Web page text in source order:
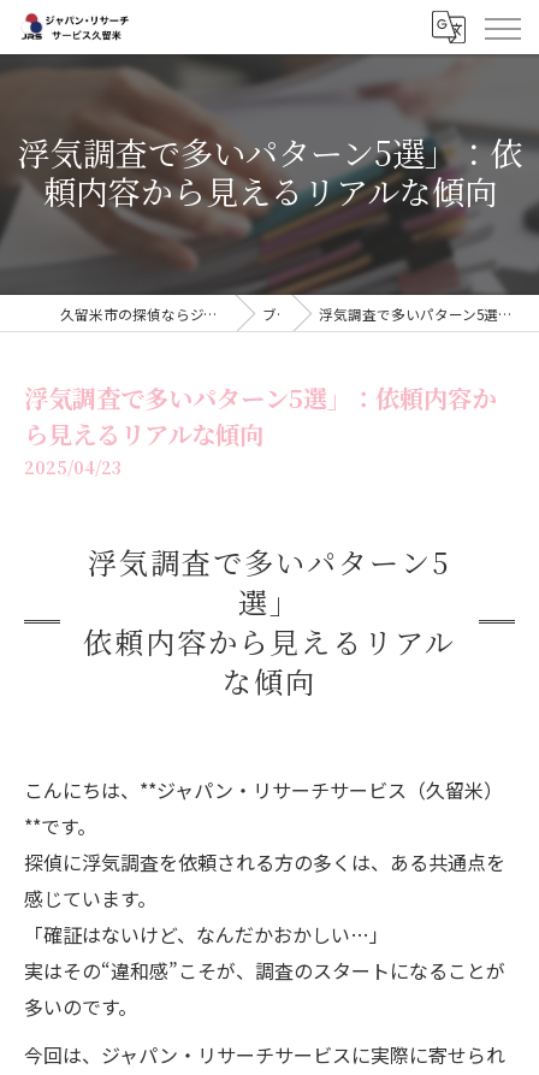
浮気調査で多いパターン5選」：依
頼内容から見えるリアルな傾向
久留米市の探偵ならジャパン・リサーチサービス久留米 ブログ 浮気調査で多いパターン5選」：依頼内容から見えるリアルな傾向
浮気調査で多いパターン5選」：依頼内容か
ら見えるリアルな傾向
2025/04/23
浮気調査で多いパターン5
選」
依頼内容から見えるリアル
な傾向
こんにちは、**ジャパン・リサーチサービス（久留米）
**です。
探偵に浮気調査を依頼される方の多くは、ある共通点を
感じています。
「確証はないけど、なんだかおかしい…」
実はその“違和感”こそが、調査のスタートになることが
多いのです。
今回は、ジャパン・リサーチサービスに実際に寄せられ